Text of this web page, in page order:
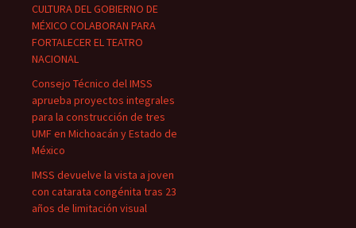
CULTURA DEL GOBIERNO DE
MÉXICO COLABORAN PARA
FORTALECER EL TEATRO
NACIONAL
Consejo Técnico del IMSS
aprueba proyectos integrales
para la construcción de tres
UMF en Michoacán y Estado de
México
IMSS devuelve la vista a joven
con catarata congénita tras 23
años de limitación visual